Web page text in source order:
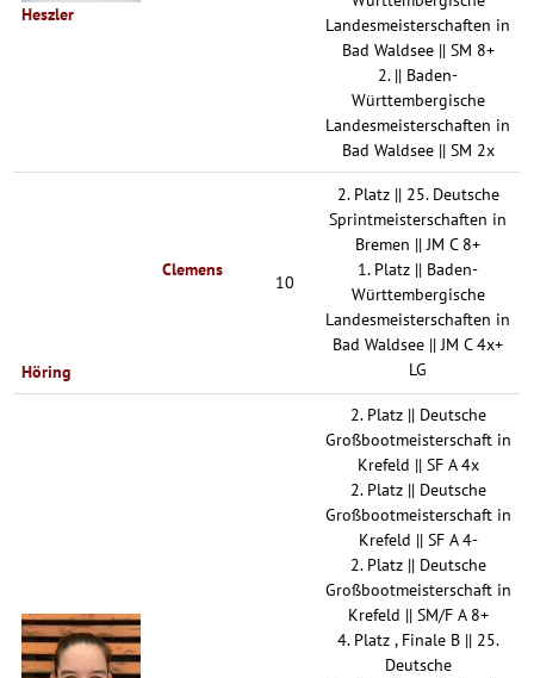
Heszler
Landesmeisterschaften in
Bad Waldsee || SM 8+
2. || Baden-
Württembergische
Landesmeisterschaften in
Bad Waldsee || SM 2x
Clemens
Höring
10
2. Platz || 25. Deutsche
Sprintmeisterschaften in
Bremen || JM C 8+
1. Platz || Baden-
Württembergische
Landesmeisterschaften in
Bad Waldsee || JM C 4x+
LG
2. Platz || Deutsche
Großbootmeisterschaft in
Krefeld || SF A 4x
2. Platz || Deutsche
Großbootmeisterschaft in
Krefeld || SF A 4-
2. Platz || Deutsche
Großbootmeisterschaft in
Krefeld || SM/F A 8+
4. Platz , Finale B || 25.
Deutsche